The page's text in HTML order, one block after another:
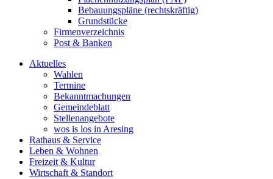
Bebauungspläne (rechtskräftig)
Grundstücke
Firmenverzeichnis
Post & Banken
Aktuelles
Wahlen
Termine
Bekanntmachungen
Gemeindeblatt
Stellenangebote
wos is los in Aresing
Rathaus & Service
Leben & Wohnen
Freizeit & Kultur
Wirtschaft & Standort